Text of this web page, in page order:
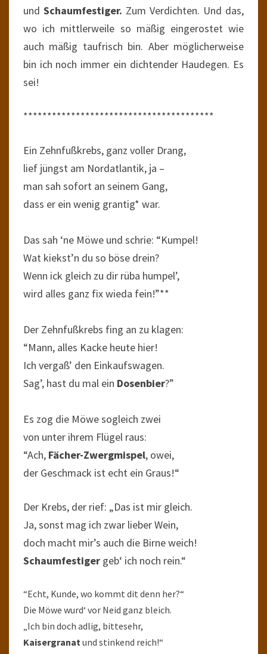
und Schaumfestiger. Zum Verdichten. Und das,
wo ich mittlerweile so mäßig eingerostet wie
auch mäßig taufrisch bin. Aber möglicherweise
bin ich noch immer ein dichtender Haudegen. Es
sei!
****************************************
Ein Zehnfußkrebs, ganz voller Drang,
lief jüngst am Nordatlantik, ja –
man sah sofort an seinem Gang,
dass er ein wenig grantig* war.
Das sah ‘ne Möwe und schrie: “Kumpel!
Wat kiekst’n du so böse drein?
Wenn ick gleich zu dir rüba humpel’,
wird alles ganz fix wieda fein!”**
Der Zehnfußkrebs fing an zu klagen:
“Mann, alles Kacke heute hier!
Ich vergaß’ den Einkaufswagen.
Sag’, hast du mal ein Dosenbier?”
Es zog die Möwe sogleich zwei
von unter ihrem Flügel raus:
“Ach, Fächer-Zwergmispel, owei,
der Geschmack ist echt ein Graus!“
Der Krebs, der rief: „Das ist mir gleich.
Ja, sonst mag ich zwar lieber Wein,
doch macht mir’s auch die Birne weich!
Schaumfestiger geb‘ ich noch rein.“
“Echt, Kunde, wo kommt dit denn her?“
Die Möwe wurd‘ vor Neid ganz bleich.
„Ich bin doch adlig, bittesehr,
Kaisergranatund stinkend reich!“